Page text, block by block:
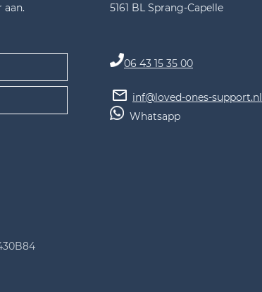
aan.
5161 BL Sprang-Capelle
06 43 15 35 00
inf@loved-ones-support.nl
Whatsapp